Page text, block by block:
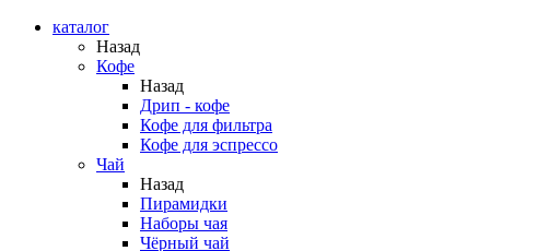
каталог
Назад
Кофе
Назад
Дрип - кофе
Кофе для фильтра
Кофе для эспрессо
Чай
Назад
Пирамидки
Наборы чая
Чёрный чай